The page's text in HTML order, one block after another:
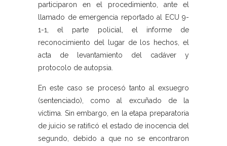
participaron en el procedimiento, ante el
llamado de emergencia reportado al ECU 9-
1-1, el parte policial, el informe de
reconocimiento del lugar de los hechos, el
acta de levantamiento del cadáver y
protocolo de autopsia.
En este caso se procesó tanto al exsuegro
(sentenciado), como al excuñado de la
víctima. Sin embargo, en la etapa preparatoria
de juicio se ratificó el estado de inocencia del
segundo, debido a que no se encontraron